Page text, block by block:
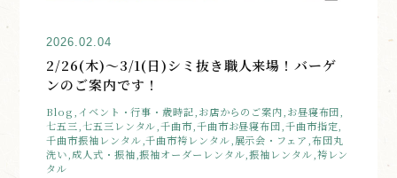
2026.02.04
2/26(木)〜3/1(日)シミ抜き職人来場！バーゲ
ンのご案内です！
Blog,イベント・行事・歳時記,お店からのご案内,お昼寝布団,
七五三,七五三レンタル,千曲市,千曲市お昼寝布団,千曲市指定,
千曲市振袖レンタル,千曲市袴レンタル,展示会・フェア,布団丸
洗い,成人式・振袖,振袖オーダーレンタル,振袖レンタル,袴レン
タル